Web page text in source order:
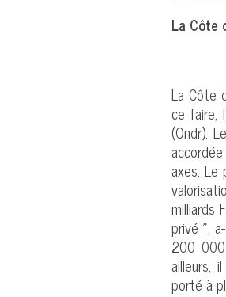
La Côte
La Côte
ce faire,
(Ondr).
axes. Le
milliards
privé »,
200
ailleurs,
porté à